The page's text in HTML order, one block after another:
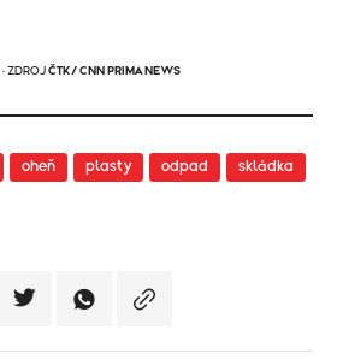
· ZDROJ ČTK/ CNN PRIMA NEWS
oheň plasty odpad skládka